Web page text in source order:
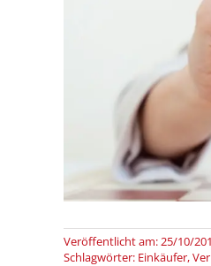
Veröffentlicht am: 25/10/
Schlagwörter: Einkäufer,